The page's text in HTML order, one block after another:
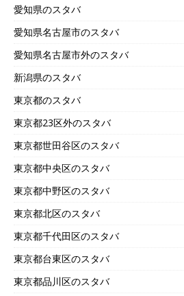
愛知県のスタバ
愛知県名古屋市のスタバ
愛知県名古屋市外のスタバ
新潟県のスタバ
東京都のスタバ
東京都23区外のスタバ
東京都世田谷区のスタバ
東京都中央区のスタバ
東京都中野区のスタバ
東京都北区のスタバ
東京都千代田区のスタバ
東京都台東区のスタバ
東京都品川区のスタバ